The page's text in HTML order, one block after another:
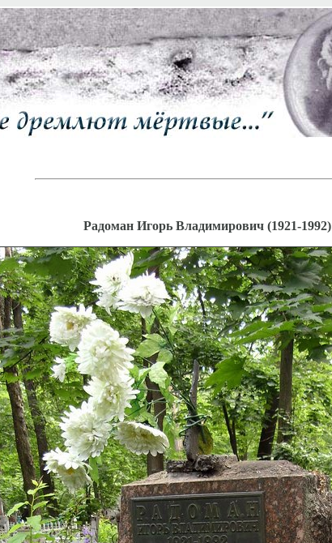
Радоман Игорь Владимирович (1921-1992)